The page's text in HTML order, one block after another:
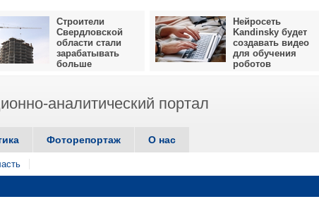
Строители
Свердловской
области стали
зарабатывать
больше
Нейросеть
Kandinsky будет
создавать видео
для обучения
роботов
аналитический портал
Фоторепортаж О нас